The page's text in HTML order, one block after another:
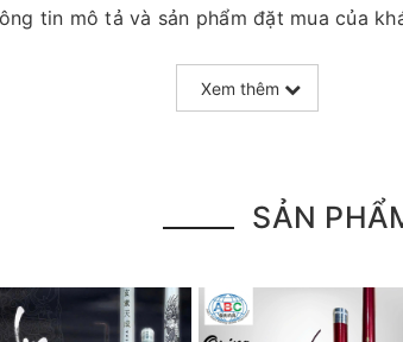
tin mô tả và sản phẩm đặt mua của
ra sự cố trong quá trình vận chuyển, sử
nhiệm hoàn toàn để phục vụ khách
shop/do-cau-cuong-kl
Xem thêm
SẢN